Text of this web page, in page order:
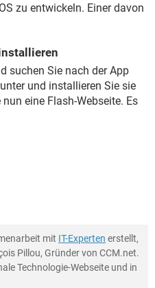
zu entwickeln. Einer davon
suchen Sie nach der App
und installieren Sie sie
eine Flash-Webseite. Es
mit IT-Experten erstellt,
Pillou, Gründer von CCM.net.
Technologie-Webseite und in